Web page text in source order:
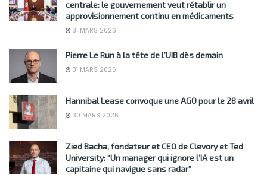
centrale: le gouvernement veut rétablir un
approvisionnement continu en médicaments
31 MARS 2026
Pierre Le Run à la tête de l’UIB dès demain
31 MARS 2026
Hannibal Lease convoque une AGO pour le 28 avril
30 MARS 2026
Zied Bacha, fondateur et CEO de Clevory et Ted
University: “Un manager qui ignore l’IA est un
capitaine qui navigue sans radar”